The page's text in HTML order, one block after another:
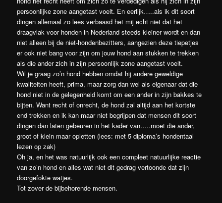
persoonlijke zone aangetast voelt. En eerlijk…..als ik dit soort
dingen allemaal zo lees verbaasd het mij echt niet dat het
draagvlak voor honden in Nederland steeds kleiner wordt en dan
niet alleen bij de niet-hondenbezitters, aangezien deze tiepetjes
er ook niet bang voor zijn om jouw hond aan stukken te trekken
als die ander zich in zijn persoonlijk zone aangetast voelt.
Wil je graag zo’n hond hebben omdat hij andere geweldige
kwaliteiten heeft, prima, maar zorg dan wel als eigenaar dat die
hond niet in de gelegenheid komt om een ander in zijn bakkes te
bijten. Want recht of onrecht, de hond zal altijd aan het kortste
end trekken en ik kan maar niet begrijpen dat mensen dit soort
dingen dan laten gebeuren in het kader van…..moet die ander,
groot of klein maar opletten (lees: met 5 diploma’s hondentaal
lezen op zak)
Oh ja, en het was natuurlijk ook een compleet natuurlijke reactie
van zo’n hond en alles wat niet dit gedrag vertoonde dat zijn
doorgefokte watjes.
Tot zover de bijbehorende mensen.